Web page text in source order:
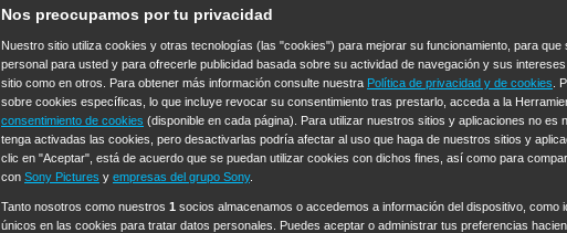
Nos preocupamos por tu privacidad
Nuestro sitio utiliza cookies y otras tecnologías (las "cookies") para mejorar su funcionamiento, para que
personal para usted y para ofrecerle publicidad basada sobre su actividad de navegación y sus
sitio como en otros. Para obtener más información consulte nuestra Política de privacidad y de cookies .
sobre cookies específicas, lo que incluye revocar su consentimiento tras prestarlo, acceda a la
consentimiento de cookies (disponible en cada página). Para utilizar nuestros sitios y aplicaciones no es
tenga activadas las cookies, pero desactivarlas podría afectar al uso que haga de nuestros sitios y
clic en "Aceptar", está de acuerdo que se puedan utilizar cookies con dichos fines, así como para
con Sony Pictures y empresas del grupo Sony.
Tanto nosotros como nuestros 1 socios almacenamos o accedemos a información del dispositivo, como
únicos en las cookies para tratar datos personales. Puedes aceptar o administrar tus preferencias